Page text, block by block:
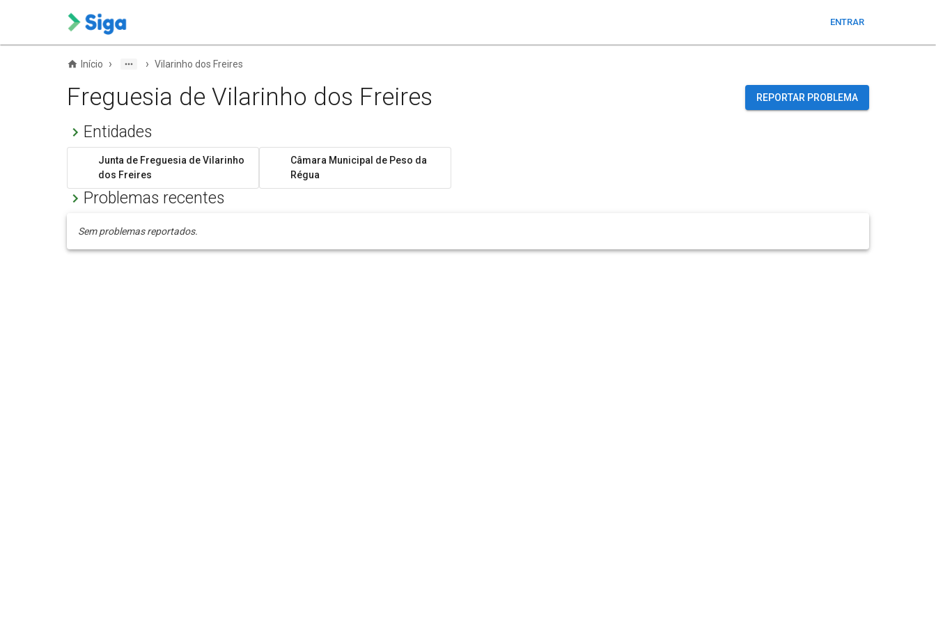
ENTRAR
Início › › Vilarinho dos Freires
Freguesia de Vilarinho dos Freires REPORTAR PROBLEMA
Entidades
Junta de Freguesia de Vilarinho
dos Freires
Câmara Municipal de Peso da
Régua
Problemas recentes
Sem problemas reportados.